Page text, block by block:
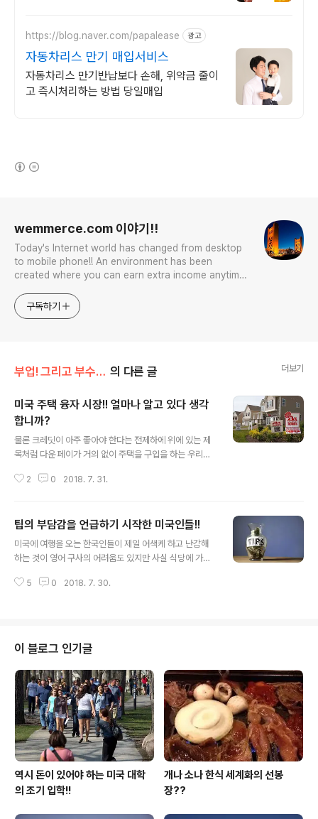
https://blog.naver.com/papalease 광고
자동차리스 만기 매입서비스
자동차리스 만기반납보다 손해, 위약금 줄이
고 즉시처리하는 방법 당일매입
wemmerce.com 이야기!!
Today's Internet world has changed from desktop
to mobile phone!! An environment has been
created where you can earn extra income anytime,
competition. Now let’s turn our eyes to the world!
You can enter
구독하기
부업! 그리고 부수입!! 의 다른 글 더보기
미국 주택 융자 시장!! 얼마나 알고 있다 생각
합니까?
물론 크레딧이 아주 좋아야 한다는 전제하에 위에 있는 제
목처럼 다운 페이가 거의 없이 주택을 구입을 하는 우리에
업을 하고 선남선녀가 만나 사랑을 하고 결혼을 해 그들의
잡아도 페이먼트로 얼굴진 미국 사회에서 현금을 모으기란
그리 쉬운 일이 아닙니다.더우기 갑자기 차가 고장으로 re
pair shop에 한번 들어가면 엄청 많은 금액을 지불해야
그러니 주택을 구입시 들어가야 하는 다운 페이를 마련한
2 0 2018. 7. 31.
팁의 부담감을 언급하기 시작한 미국인들!!
미국에 여행을 오는 한국인들이 제일 어색케 하고 난감해
하는 것이 영어 구사의 어려움도 있지만 사실 식당에 가면
고 합니다. 소위 그들의 변을 들어 보자면 내가 돈내고 먹는
치 않아서 그럴수도 있습니다. 그런데 이 팁에 대한 문제는
무척 민감한 사안이라 정치 이야기나 종교 이야기는 결론
이 없어 한번 논쟁이 붙게 되면 끝이 없다고는 하나 이 팁에
대한 문제도 결론이 없을 정도로 미주 한인 사회에서는 뜨
거운 감자로 통할 만큼 논쟁 대상이 되기도 합니다. 제가 거
주하는 지역의 게시판에 이..
5 0 2018. 7. 30.
이 블로그 인기글
역시 돈이 있어야 하는 미국 대학
의 조기 입학!!
개나 소나 한식 세계화의 선봉
장??